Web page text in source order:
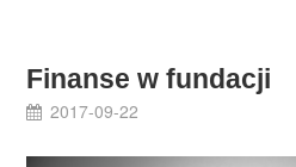
Finanse w fundacji
2017-09-22